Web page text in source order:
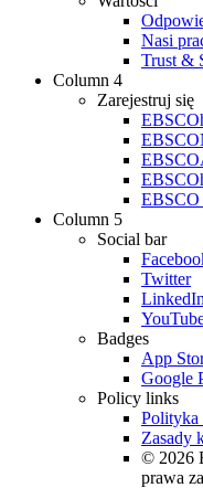
Nasi
Trust &
Column 4
Zarejestruj się
EBSCO
Column 5
Social bar
Twitter
Badges
App
Google
Policy links
Polityka
Zasady
© 2026
prawa